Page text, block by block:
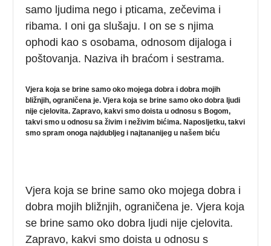
samo ljudima nego i pticama, zečevima i
ribama. I oni ga slušaju. I on se s njima
ophodi kao s osobama, odnosom dijaloga i
poštovanja. Naziva ih braćom i sestrama.
Vjera koja se brine samo oko mojega dobra i dobra mojih
bližnjih, ograničena je. Vjera koja se brine samo oko dobra ljudi
nije cjelovita. Zapravo, kakvi smo doista u odnosu s Bogom,
takvi smo u odnosu sa živim i neživim bićima. Naposljetku, takvi
smo spram onoga najdubljeg i najtananijeg u našem biću
Vjera koja se brine samo oko mojega dobra i
dobra mojih bližnjih, ograničena je. Vjera koja
se brine samo oko dobra ljudi nije cjelovita.
Zapravo, kakvi smo doista u odnosu s